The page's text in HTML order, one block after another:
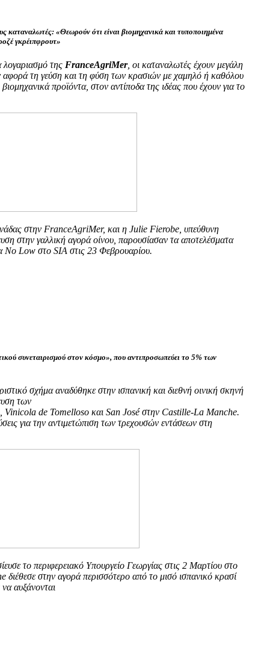
καταναλωτές: «Θεωρούν ότι είναι βιομηχανικά και τυποποιημένα
γκρέιπφρουτ»
λογαριασμό της FranceAgriMer, οι καταναλωτές έχουν μεγάλη
τη γεύση και τη φύση των κρασιών με χαμηλό ή καθόλου
προϊόντα, στον αντίποδα της ιδέας που έχουν για το
στην FranceAgriMer, και η Julie Fierobe, υπεύθυνη
στην γαλλική αγορά οίνου, παρουσίασαν τα αποτελέσματα
No Low στο SIA στις 23 Φεβρουαρίου.
συνεταιρισμού στον κόσμο», που αντιπροσωπεύει το 5% των
σχήμα αναδύθηκε στην ισπανική και διεθνή οινική σκηνή
των
Vinicola de Tomelloso και San José στην Castille-La Manche.
για την αντιμετώπιση των τρεχουσών εντάσεων στη
το περιφερειακό Υπουργείο Γεωργίας στις 2 Μαρτίου στο
διέθεσε στην αγορά περισσότερο από το μισό ισπανικό κρασί
αυξάνονται